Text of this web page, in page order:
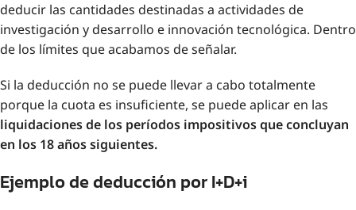
deducir las cantidades destinadas a actividades de
investigación y desarrollo e innovación tecnológica. Dentro
de los límites que acabamos de señalar.
Si la deducción no se puede llevar a cabo totalmente
porque la cuota es insuficiente, se puede aplicar en las
liquidaciones de los períodos impositivos que concluyan
en los 18 años siguientes.
Ejemplo de deducción por I+D+i